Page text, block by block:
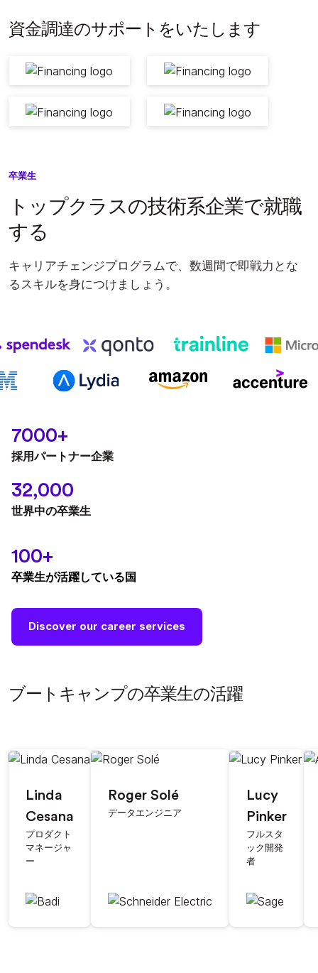
資金調達のサポートをいたします
卒業生
トップクラスの技術系企業で就職
する
キャリアチェンジプログラムで、数週間で即戦力とな
るスキルを身につけましょう。
7000+
採用パートナー企業
32,000
世界中の卒業生
100+
卒業生が活躍している国
Discover our career services
ブートキャンプの卒業生の活躍
Linda
Cesana
プロダクト
マネージャ
ー
Roger Solé
データエンジニア
Lucy
Pinker
フルスタ
ック開発
者